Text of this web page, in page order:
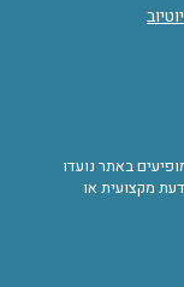
באתר נועדו
מקצועית או